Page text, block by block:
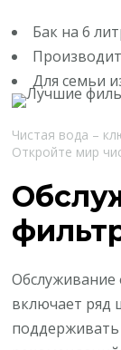
Бак на 6
Для семьи
Чистая вода –
Откройте мир
включает ряд
поддерживать